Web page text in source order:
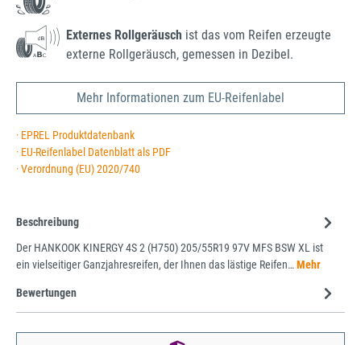
Externes Rollgeräusch ist das vom Reifen erzeugte
externe Rollgeräusch, gemessen in Dezibel.
Mehr Informationen zum EU-Reifenlabel
· EPREL Produktdatenbank
· EU-Reifenlabel Datenblatt als PDF
· Verordnung (EU) 2020/740
Beschreibung
Der HANKOOK KINERGY 4S 2 (H750) 205/55R19 97V MFS BSW XL ist
ein vielseitiger Ganzjahresreifen, der Ihnen das lästige Reifen…Mehr
Bewertungen